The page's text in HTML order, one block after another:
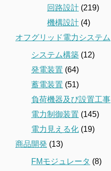
回路設計 (219)
機構設計 (4)
オフグリッド電力システム
システム構築 (12)
発電装置 (64)
蓄電装置 (51)
負荷機器及び設置工事
電力制御装置 (145)
電力見える化 (19)
商品開発 (13)
FMモジュレータ (8)